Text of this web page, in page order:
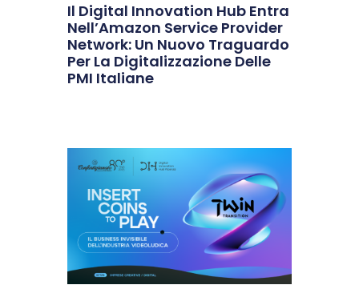
Il Digital Innovation Hub Entra
Nell’Amazon Service Provider
Network: Un Nuovo Traguardo
Per La Digitalizzazione Delle
PMI Italiane